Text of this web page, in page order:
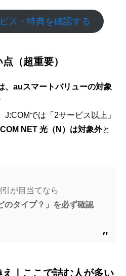
ス・特典を確認する
（超重要）
、auスマートバリューの対象
J:COMでは「2サービス以上」
NET 光（N）は対象外と
が目当てなら
のタイプ？」を必ず確認
｜ここで詰む人が多い